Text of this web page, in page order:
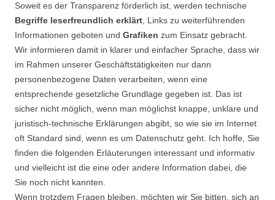
Soweit es der Transparenz förderlich ist, werden technische
Begriffe leserfreundlich erklärt , Links zu weiterführenden
Informationen geboten und Grafiken zum Einsatz gebracht.
Wir informieren damit in klarer und einfacher Sprache, dass wir
im Rahmen unserer Geschäftstätigkeiten nur dann
personenbezogene Daten verarbeiten, wenn eine
entsprechende gesetzliche Grundlage gegeben ist. Das ist
sicher nicht möglich, wenn man möglichst knappe, unklare und
juristisch-technische Erklärungen abgibt, so wie sie im Internet
oft Standard sind, wenn es um Datenschutz geht. Ich hoffe, Sie
finden die folgenden Erläuterungen interessant und informativ
und vielleicht ist die eine oder andere Information dabei, die
Sie noch nicht kannten.
Wenn trotzdem Fragen bleiben, möchten wir Sie bitten, sich an